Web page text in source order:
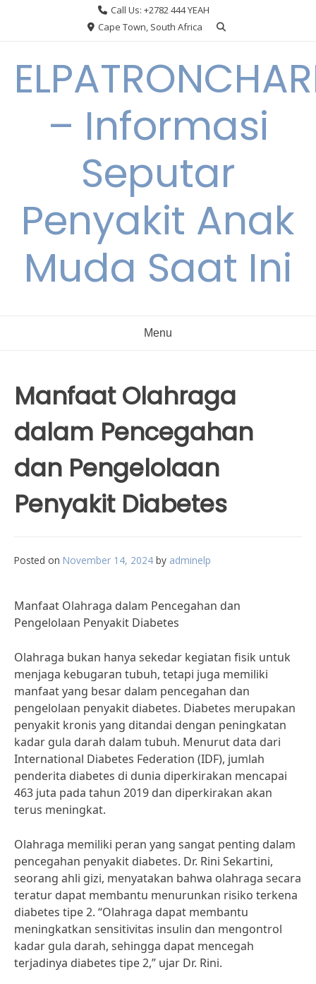
Call Us: +2782 444 YEAH
Cape Town, South Africa
– Informasi
Seputar
Penyakit Anak
Muda Saat Ini
Menu
Manfaat Olahraga
dalam Pencegahan
dan Pengelolaan
Penyakit Diabetes
Posted on November 14, 2024 by adminelp
Manfaat Olahraga dalam Pencegahan dan
Pengelolaan Penyakit Diabetes
Olahraga bukan hanya sekedar kegiatan fisik untuk
menjaga kebugaran tubuh, tetapi juga memiliki
manfaat yang besar dalam pencegahan dan
pengelolaan penyakit diabetes. Diabetes merupakan
penyakit kronis yang ditandai dengan peningkatan
kadar gula darah dalam tubuh. Menurut data dari
International Diabetes Federation (IDF), jumlah
penderita diabetes di dunia diperkirakan mencapai
463 juta pada tahun 2019 dan diperkirakan akan
terus meningkat.
Olahraga memiliki peran yang sangat penting dalam
pencegahan penyakit diabetes. Dr. Rini Sekartini,
seorang ahli gizi, menyatakan bahwa olahraga secara
teratur dapat membantu menurunkan risiko terkena
diabetes tipe 2. “Olahraga dapat membantu
meningkatkan sensitivitas insulin dan mengontrol
kadar gula darah, sehingga dapat mencegah
terjadinya diabetes tipe 2,” ujar Dr. Rini.